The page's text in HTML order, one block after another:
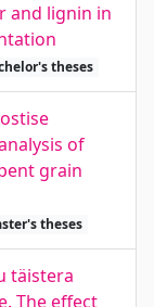
and lignin in
theses
of
grain
theses
täistera
The effect